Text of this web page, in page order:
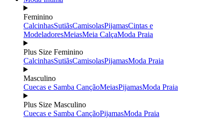
Feminino
CalcinhasSutiãsCamisolasPijamasCintas e
ModeladoresMeiasMeia CalçaModa Praia
Plus Size Feminino
CalcinhasSutiãsCamisolasPijamasModa Praia
Masculino
Cuecas e Samba CançãoMeiasPijamasModa Praia
Plus Size Masculino
Cuecas e Samba CançãoPijamasModa Praia